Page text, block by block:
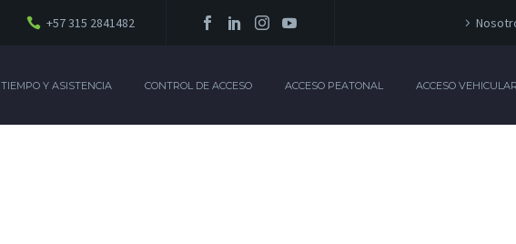
+57 315 2841482
TIEMPO Y ASISTENCIA CONTROL DE ACCESO ACCESO PEATONAL ACCESO VEHICULAR